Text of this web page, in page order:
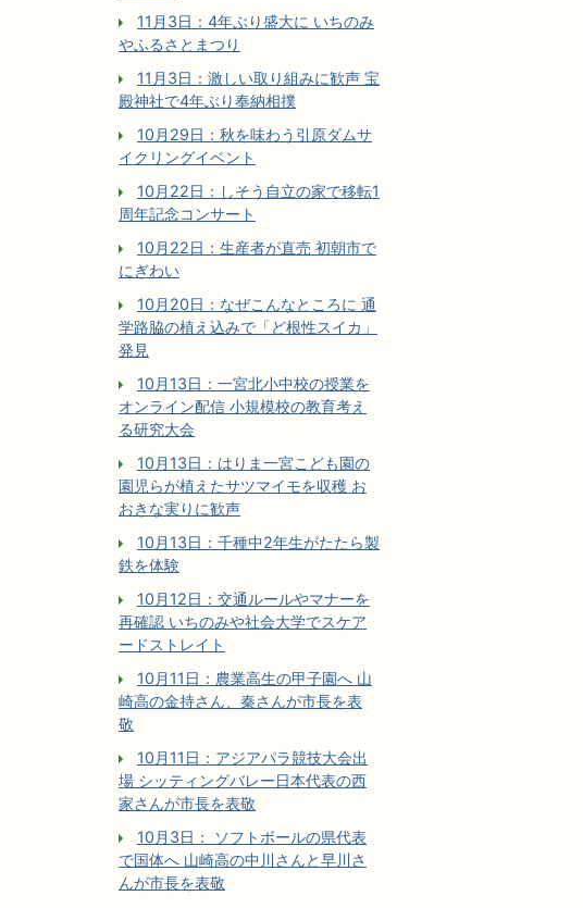
11月3日：4年ぶり盛大に いちのみ
やふるさとまつり
11月3日：激しい取り組みに歓声 宝
殿神社で4年ぶり奉納相撲
10月29日：秋を味わう引原ダムサ
イクリングイベント
10月22日：しそう自立の家で移転1
周年記念コンサート
10月22日：生産者が直売 初朝市で
にぎわい
10月20日：なぜこんなところに 通
学路脇の植え込みで「ど根性スイカ」
発見
10月13日：一宮北小中校の授業を
オンライン配信 小規模校の教育考え
る研究大会
10月13日：はりま一宮こども園の
園児らが植えたサツマイモを収穫 お
おきな実りに歓声
10月13日：千種中2年生がたたら製
鉄を体験
10月12日：交通ルールやマナーを
再確認 いちのみや社会大学でスケア
ードストレイト
10月11日：農業高生の甲子園へ 山
崎高の金持さん、秦さんが市長を表
敬
10月11日：アジアパラ競技大会出
場 シッティングバレー日本代表の西
家さんが市長を表敬
10月3日： ソフトボールの県代表
で国体へ 山崎高の中川さんと早川さ
んが市長を表敬